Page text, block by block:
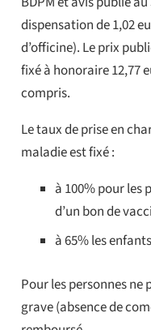
dispensation de 1,02
d’officine). Le prix
fixé à honoraire 12,77
compris.
Le taux de prise en
maladie est fixé :
à 100% pour les
d’un bon de
à 65% les
Pour les personnes ne
grave (absence de